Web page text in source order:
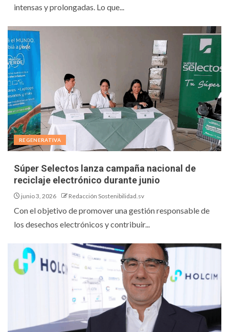
intensas y prolongadas. Lo que...
REGENERATIVA
Súper Selectos lanza campaña nacional de
reciclaje electrónico durante junio
junio 3, 2026 Redacción Sostenibilidad.sv
Con el objetivo de promover una gestión responsable de
los desechos electrónicos y contribuir...